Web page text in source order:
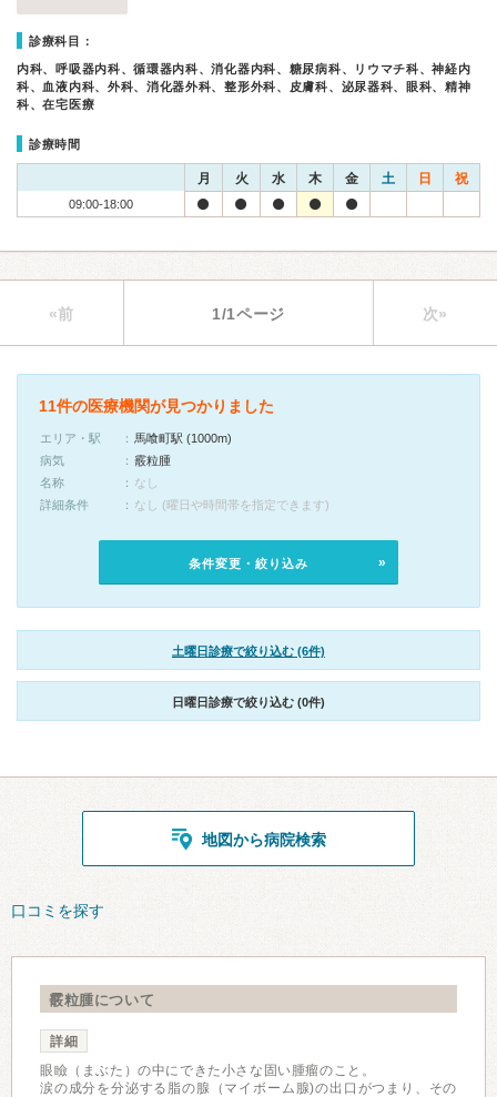
診療科目：
内科、呼吸器内科、循環器内科、消化器内科、糖尿病科、リウマチ科、神経内
科、血液内科、外科、消化器外科、整形外科、皮膚科、泌尿器科、眼科、精神
科、在宅医療
診療時間
月 火 水 木 金 土 日 祝
09:00-18:00
«前 1/1ページ 次»
11件の医療機関が見つかりました
エリア・駅
馬喰町駅 (1000m)
病気
霰粒腫
名称
なし
詳細条件
なし (曜日や時間帯を指定できます)
条件変更・絞り込み
土曜日診療で絞り込む (6件)
日曜日診療で絞り込む (0件)
地図から病院検索
口コミを探す
霰粒腫について
詳細
眼瞼（まぶた）の中にできた小さな固い腫瘤のこと。
涙の成分を分泌する脂の腺（マイボーム腺)の出口がつまり、その